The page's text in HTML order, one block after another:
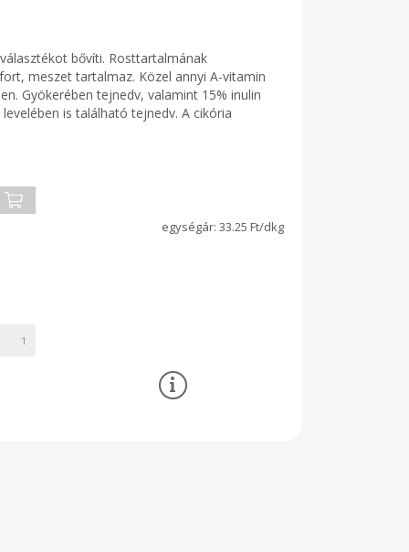
bővíti. Rosttartalmának
meszet tartalmaz. Közel annyi A-vitamin
Gyökerében tejnedv, valamint 15% inulin
is található tejnedv. A cikória
33.25 Ft/dkg
1